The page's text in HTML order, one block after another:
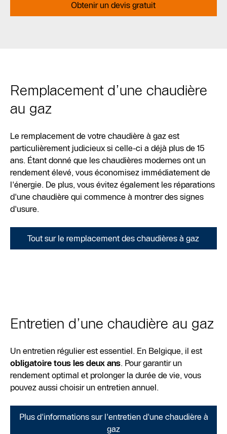
Obtenir un devis gratuit
Remplacement d’une chaudière
au gaz
Le remplacement de votre chaudière à gaz est
particulièrement judicieux si celle-ci a déjà plus de 15
ans. Étant donné que les chaudières modernes ont un
rendement élevé, vous économisez immédiatement de
l'énergie. De plus, vous évitez également les réparations
d'une chaudière qui commence à montrer des signes
d'usure.
Tout sur le remplacement des chaudières à gaz
Entretien d’une chaudière au gaz
Un entretien régulier est essentiel. En Belgique, il est
obligatoire tous les deux ans. Pour garantir un
rendement optimal et prolonger la durée de vie, vous
pouvez aussi choisir un entretien annuel.
Plus d'informations sur l'entretien d'une chaudière à
gaz